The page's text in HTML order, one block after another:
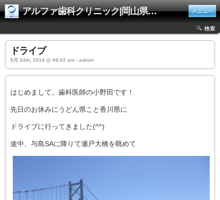
アルファ歯科クリニック|岡山県井原市 メニュー
検索
ドライブ
9月 24th, 2014 @ 08:02 am › admin
はじめまして。歯科医師の小野田です！
先日のお休みにうどん県こと香川県に
ドライブに行ってきました(^^)
途中、与島SAに降りて瀬戸大橋を眺めて